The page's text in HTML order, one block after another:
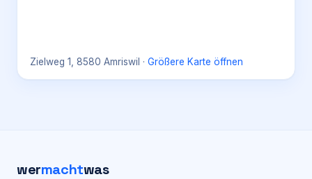
Zielweg 1, 8580 Amriswil · Größere Karte öffnen
wermachtwas